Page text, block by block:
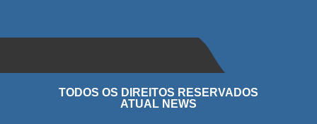
TODOS OS DIREITOS RESERVADOS
ATUAL NEWS